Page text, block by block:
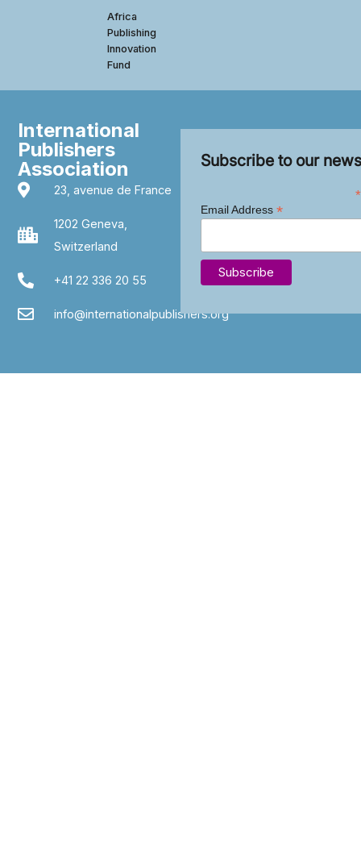
Africa
Publishing
Innovation
Fund
International
Publishers
Association
23, avenue de France
1202 Geneva,
Switzerland
+41 22 336 20 55
info@internationalpublishers.org
Subscribe to our
*
Email Address *